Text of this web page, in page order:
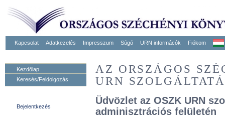
Kapcsolat Adatkezelés Impresszum Súgó URN informácók Fiókom
Kezdőlap
Keresés/Feldolgozás
Bejelentkezés
AZ ORSZÁGOS
URN
Üdvözlet az OSZK URN
adminisztrációs felületén